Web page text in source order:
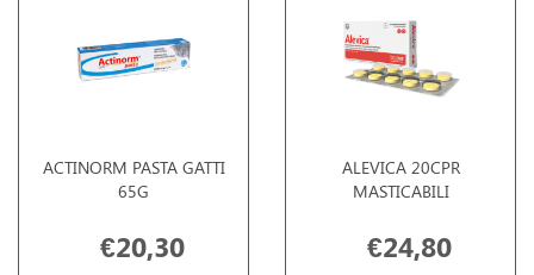
ACTINORM PASTA GATTI
65G
€20,30
ALEVICA 20CPR
MASTICABILI
€24,80